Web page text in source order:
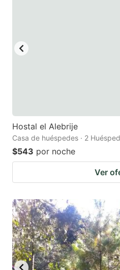
Hostal el Alebrije
Casa de huéspedes · 2
$543 por noche
Ver